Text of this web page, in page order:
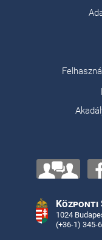
1024
(+36-1) 345-